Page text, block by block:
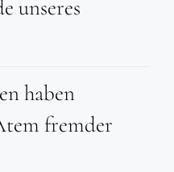
unseres
haben
fremder